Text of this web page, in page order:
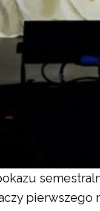
pierwszego